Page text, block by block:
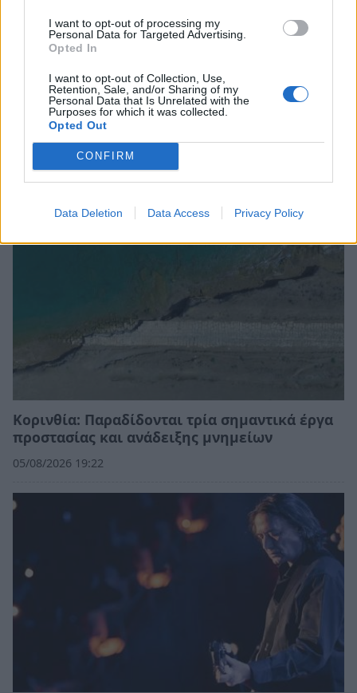
I want to opt-out of processing my
Personal Data for Targeted Advertising.
Opted In
I want to opt-out of Collection, Use,
Retention, Sale, and/or Sharing of my
Personal Data that Is Unrelated with the
Purposes for which it was collected.
Opted Out
CONFIRM
Data Deletion Data Access Privacy Policy
Δυτική Μάνη: Συνεχίζονται οι
προφεστιβαλικές δράσεις του 3ου Kardamili
Art Doc Festival
05/08/2026 20:32
Κορινθία: Παραδίδονται τρία σημαντικά έργα
προστασίας και ανάδειξης μνημείων
05/08/2026 19:22